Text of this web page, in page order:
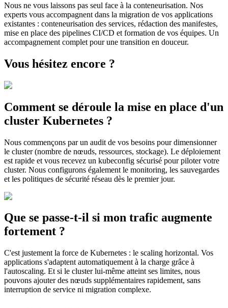
Nous ne vous laissons pas seul face à la conteneurisation. Nos
experts vous accompagnent dans la migration de vos applications
existantes : conteneurisation des services, rédaction des manifestes,
mise en place des pipelines CI/CD et formation de vos équipes. Un
accompagnement complet pour une transition en douceur.
Vous hésitez encore ?
Comment se déroule la mise en place d'un
cluster Kubernetes ?
Nous commençons par un audit de vos besoins pour dimensionner
le cluster (nombre de nœuds, ressources, stockage). Le déploiement
est rapide et vous recevez un kubeconfig sécurisé pour piloter votre
cluster. Nous configurons également le monitoring, les sauvegardes
et les politiques de sécurité réseau dès le premier jour.
Que se passe-t-il si mon trafic augmente
fortement ?
C'est justement la force de Kubernetes : le scaling horizontal. Vos
applications s'adaptent automatiquement à la charge grâce à
l'autoscaling. Et si le cluster lui-même atteint ses limites, nous
pouvons ajouter des nœuds supplémentaires rapidement, sans
interruption de service ni migration complexe.